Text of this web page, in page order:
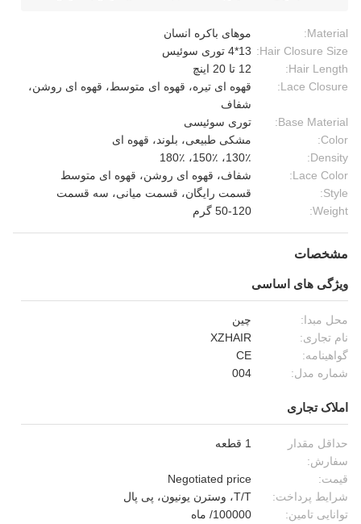
Material:
موهای باکره انسان
Hair Closure Size:
13*4 توری سوئیس
Hair Length:
12 تا 20 اينچ
Lace Closure:
قهوه ای تیره، قهوه ای متوسط، قهوه ای روشن،
شفاف
Base Material:
توری سوئیسی
Color:
مشکی طبیعی، بلوند، قهوه ای
Density:
130٪، 150٪، 180٪
Lace Color:
شفاف، قهوه ای روشن، قهوه ای متوسط
Style:
قسمت رایگان، قسمت میانی، سه قسمت
Weight:
50-120 گرم
مشخصات
ویژگی های اساسی
محل مبدا:
چین
نام تجاری:
XZHAIR
گواهینامه:
CE
شماره مدل:
004
املاک تجاری
حداقل مقدار
سفارش:
1 قطعه
قیمت:
Negotiated price
شرایط پرداخت:
T/T، وسترن یونیون، پی پال
توانایی تامین:
100000/ ماه